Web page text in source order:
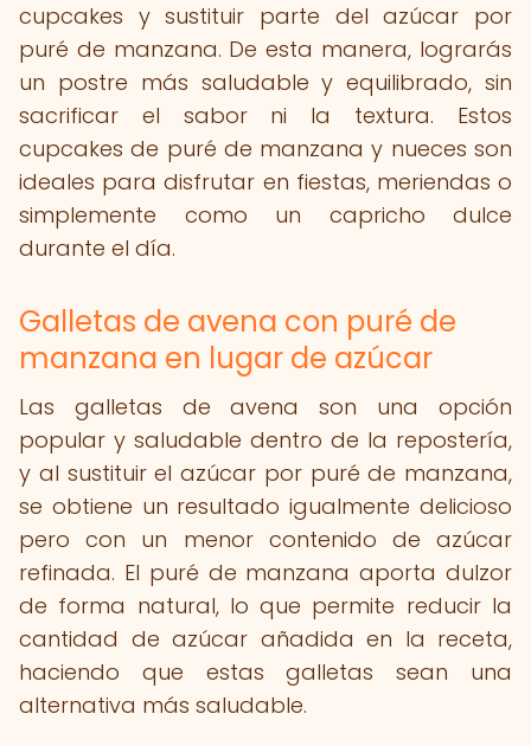
cupcakes y sustituir parte del azúcar por
puré de manzana. De esta manera, lograrás
un postre más saludable y equilibrado, sin
sacrificar el sabor ni la textura. Estos
cupcakes de puré de manzana y nueces son
ideales para disfrutar en fiestas, meriendas o
simplemente como un capricho dulce
durante el día.
Galletas de avena con puré de
manzana en lugar de azúcar
Las galletas de avena son una opción
popular y saludable dentro de la repostería,
y al sustituir el azúcar por puré de manzana,
se obtiene un resultado igualmente delicioso
pero con un menor contenido de azúcar
refinada. El puré de manzana aporta dulzor
de forma natural, lo que permite reducir la
cantidad de azúcar añadida en la receta,
haciendo que estas galletas sean una
alternativa más saludable.